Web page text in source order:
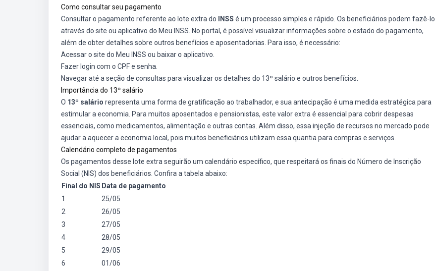
Como consultar seu pagamento
Consultar o pagamento referente ao lote extra do
INSS é um processo simples e rápido. Os beneficiários podem fazê-lo
através do site ou aplicativo do Meu INSS. No portal, é possível visualizar informações sobre o estado do pagamento,
além de obter detalhes sobre outros benefícios e aposentadorias. Para isso, é necessário:
Acessar o site do Meu INSS ou baixar o aplicativo.
Fazer login com o CPF e senha.
Navegar até a seção de consultas para visualizar os detalhes do 13º salário e outros benefícios.
Importância do 13º salário
O 13º salário representa uma forma de gratificação ao trabalhador, e sua antecipação é uma medida estratégica para
estimular a economia. Para muitos aposentados e pensionistas, este valor extra é essencial para cobrir despesas
essenciais, como medicamentos, alimentação e outras contas. Além disso, essa injeção de recursos no mercado pode
ajudar a aquecer a economia local, pois muitos beneficiários utilizam essa quantia para compras e serviços.
Calendário completo de pagamentos
Os pagamentos desse lote extra seguirão um calendário específico, que respeitará os finais do Número de Inscrição
Social (NIS) dos beneficiários. Confira a tabela abaixo:
Final do NIS Data de pagamento
1
25/05
2
26/05
3
27/05
4
28/05
5
29/05
6
01/06